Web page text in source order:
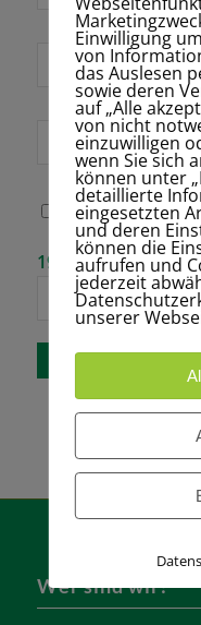
19 − vierzehn =
Wer sind wir?
Einwilligung
von
das Auslesen
sowie deren
auf „Alle
von nicht
einzuwilligen
wenn Sie sich
können unter
detaillierte
eingesetzten
und deren
können die
aufrufen und
jederzeit
unserer